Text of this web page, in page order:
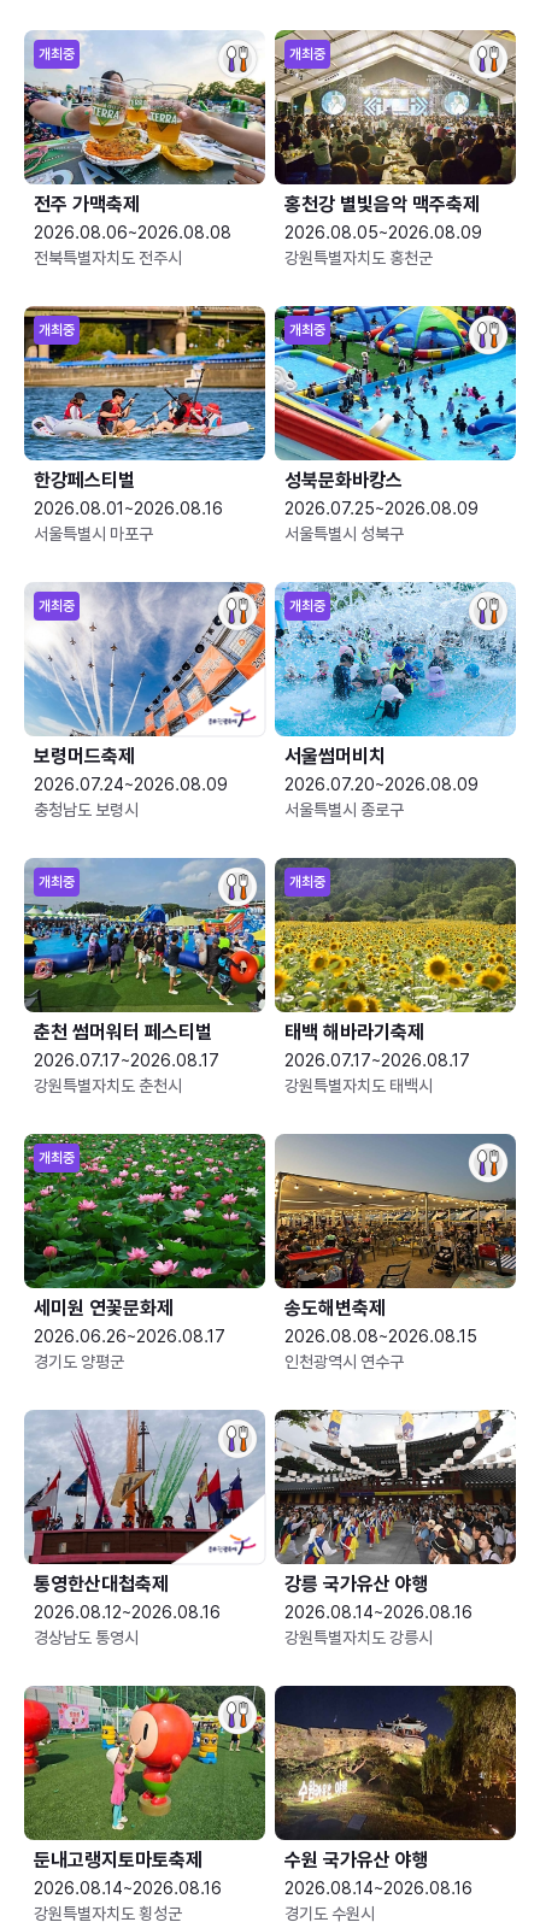
개최중
전주 가맥축제
2026.08.06~2026.08.08
전북특별자치도 전주시
개최중
홍천강 별빛음악 맥주축제
2026.08.05~2026.08.09
강원특별자치도 홍천군
개최중
한강페스티벌
2026.08.01~2026.08.16
서울특별시 마포구
개최중
성북문화바캉스
2026.07.25~2026.08.09
서울특별시 성북구
개최중
보령머드축제
2026.07.24~2026.08.09
충청남도 보령시
개최중
서울썸머비치
2026.07.20~2026.08.09
서울특별시 종로구
개최중
춘천 썸머워터 페스티벌
2026.07.17~2026.08.17
강원특별자치도 춘천시
개최중
태백 해바라기축제
2026.07.17~2026.08.17
강원특별자치도 태백시
개최중
세미원 연꽃문화제
2026.06.26~2026.08.17
경기도 양평군
송도해변축제
2026.08.08~2026.08.15
인천광역시 연수구
통영한산대첩축제
2026.08.12~2026.08.16
경상남도 통영시
강릉 국가유산 야행
2026.08.14~2026.08.16
강원특별자치도 강릉시
둔내고랭지토마토축제
2026.08.14~2026.08.16
강원특별자치도 횡성군
수원 국가유산 야행
2026.08.14~2026.08.16
경기도 수원시